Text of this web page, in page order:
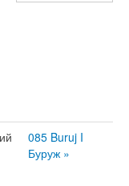
085 Buruj I
Буруж »